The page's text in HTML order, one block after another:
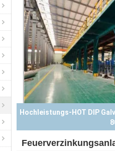
Stahlsubstrat Hot